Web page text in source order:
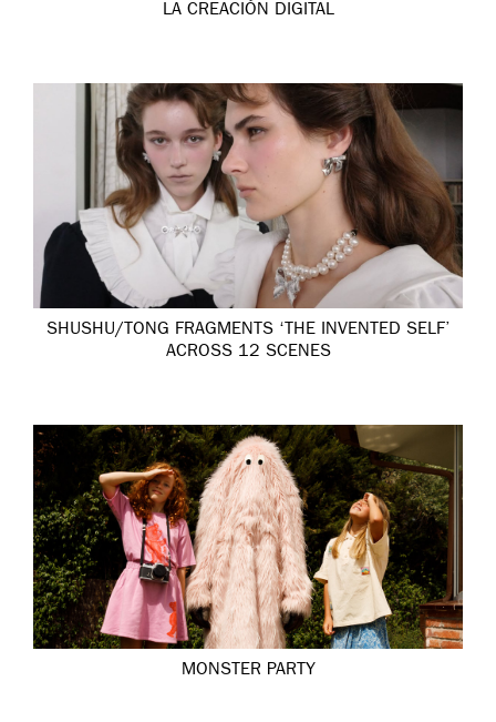
LA CREACIÓN DIGITAL
SHUSHU/TONG FRAGMENTS ‘THE INVENTED SELF’
ACROSS 12 SCENES
MONSTER PARTY